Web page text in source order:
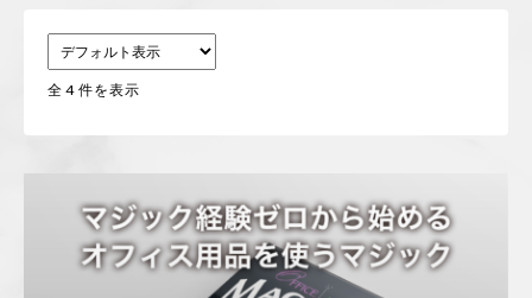
目的別に探す
MAGIC 101 マジックの始め方
QUARITY OF PERFORMANCE 演技の質を高めたい
会社概要
全 4 件を表示